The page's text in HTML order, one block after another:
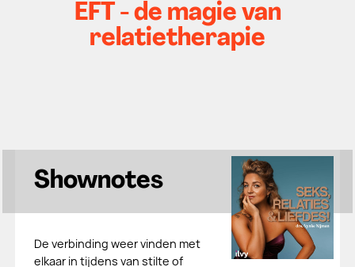
EFT - de magie van
relatietherapie
Shownotes
De verbinding weer vinden met
elkaar in tijdens van stilte of